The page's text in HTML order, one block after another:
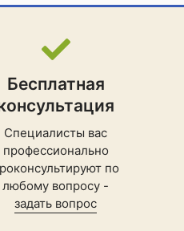
Бесплатная
Специалисты вас
профессионально
по
любому вопросу -
задать вопрос